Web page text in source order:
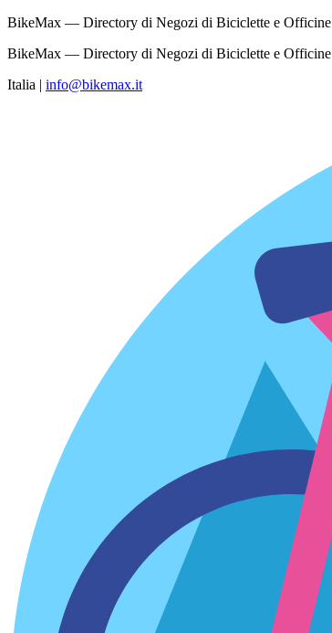
BikeMax — Directory di Negozi di Biciclette e Officine
BikeMax — Directory di Negozi di Biciclette e Officine
Italia | info@bikemax.it